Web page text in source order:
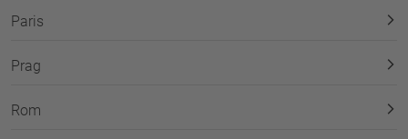
Paris
Prag
Rom